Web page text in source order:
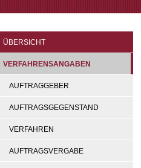
ÜBERSICHT
VERFAHRENSANGABEN
AUFTRAGGEBER
AUFTRAGSGEGENSTAND
VERFAHREN
AUFTRAGSVERGABE